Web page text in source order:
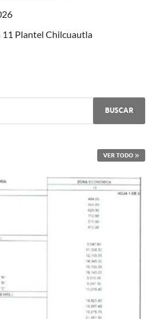
11 Plantel Chilcuautla
VER TODO